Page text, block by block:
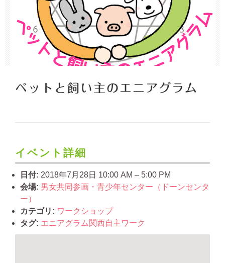
ペットと飼い主のエニアグラム
イベント詳細
日付: 2018年7月28日 10:00 AM – 5:00 PM
会場: 男女共同参画・青少年センター（ドーンセンタ
ー）
カテゴリ: ワークショップ
タグ: エニアグラム関西自主ワーク